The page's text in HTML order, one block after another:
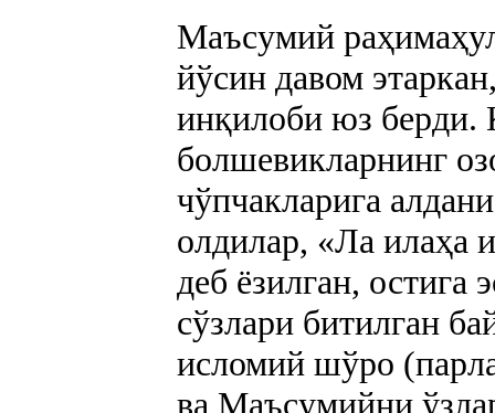
Маъсумий
йўсин давом
инқилоби юз берди.
болшевикларнинг
чўпчакларига
олдилар, «Ла илаҳа
деб ёзилган, остига
сўзлари битилган
исломий шўро
ва Маъсумийни